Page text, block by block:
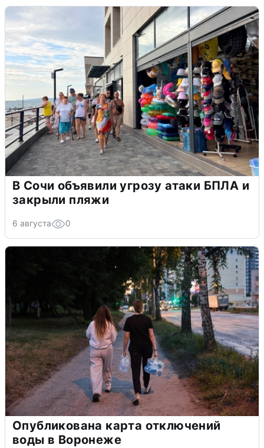
В Сочи объявили угрозу атаки БПЛА и
закрыли пляжи
6 августа 0
Опубликована карта отключений
воды в Воронеже